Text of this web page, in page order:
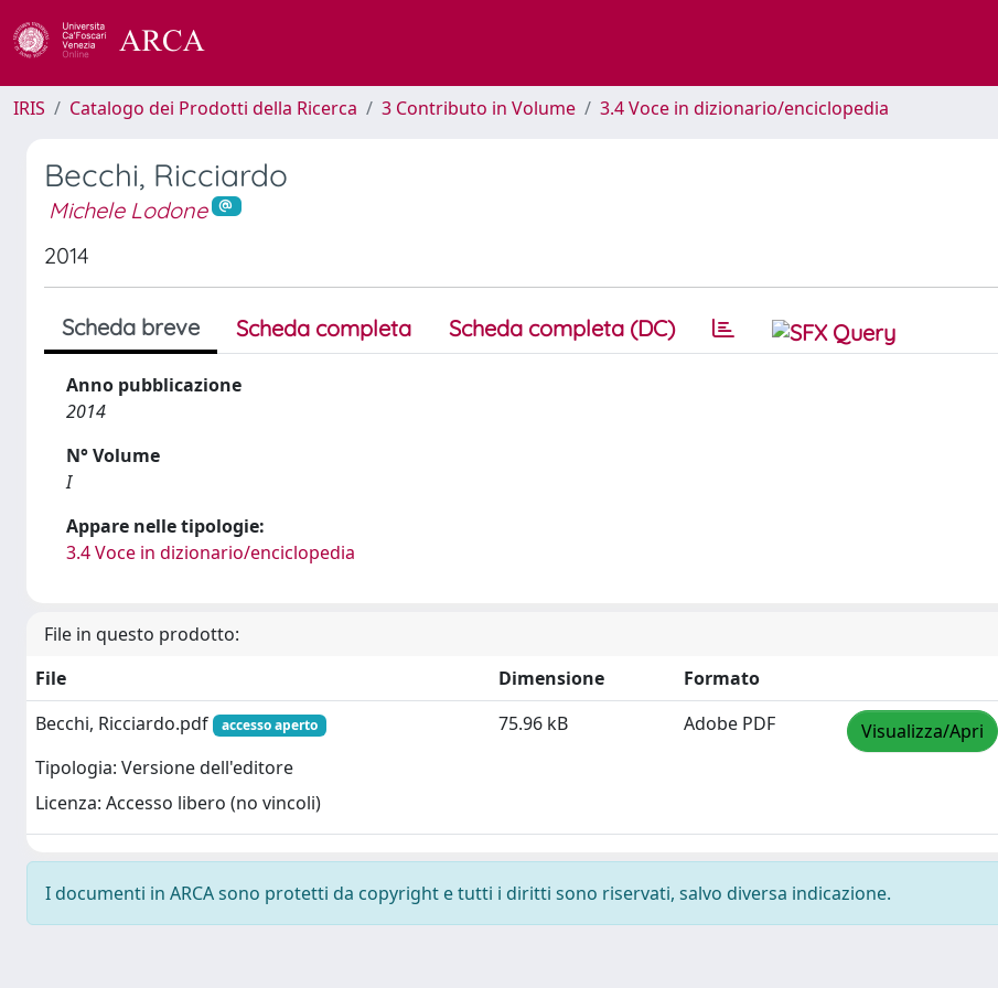
IRIS Catalogo dei Prodotti della Ricerca 3 Contributo in Volume 3.4 Voce in dizionario/enciclopedia
Becchi, Ricciardo
Michele Lodone
2014
Scheda breve Scheda completa Scheda completa (DC)
Anno pubblicazione
2014
N° Volume
I
Appare nelle tipologie:
3.4 Voce in dizionario/enciclopedia
File in questo prodotto:
File
Dimensione
Formato
Becchi, Ricciardo.pdf
accesso aperto
Tipologia: Versione dell'editore
Licenza: Accesso libero (no vincoli)
75.96 kB Adobe PDF Visualizza/Apri
I documenti in ARCA sono protetti da copyright e tutti i diritti sono riservati, salvo diversa indicazione.